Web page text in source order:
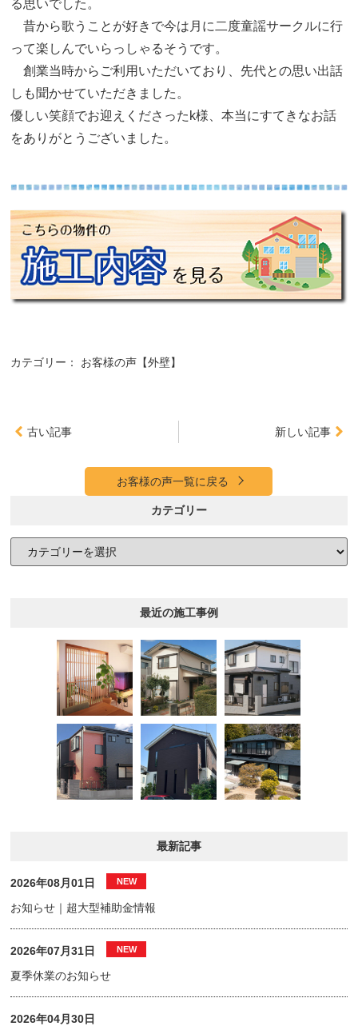
る思いでした。
昔から歌うことが好きで今は月に二度童謡サークルに行
って楽しんでいらっしゃるそうです。
創業当時からご利用いただいており、先代との思い出話
しも聞かせていただきました。
優しい笑顔でお迎えくださったk様、本当にすてきなお話
をありがとうございました。
カテゴリー： お客様の声【外壁】
古い記事 新しい記事
お客様の声一覧に戻る
カテゴリー
最近の施工事例
最新記事
2026年08月01日
お知らせ｜超大型補助金情報
2026年07月31日
夏季休業のお知らせ
2026年04月30日